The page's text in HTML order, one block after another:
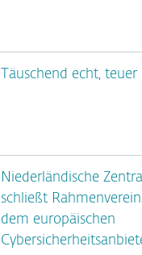
Täuschend echt,
Niederländische
schließt
dem europäischen